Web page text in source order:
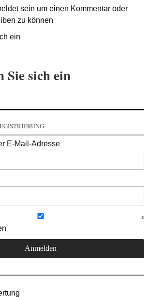
sein um einen Kommentar oder
zu können
ein
Sie sich ein
E-Mail-Adresse